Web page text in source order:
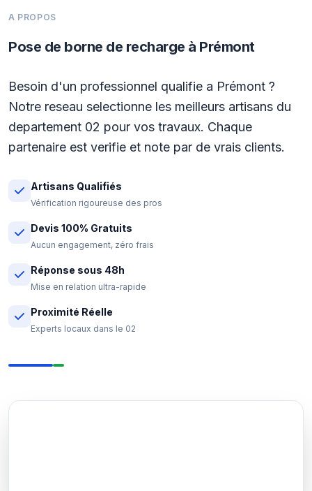
A PROPOS
Pose de borne de recharge à Prémont
Besoin d'un professionnel qualifie a Prémont ?
Notre reseau selectionne les meilleurs artisans du
departement 02 pour vos travaux. Chaque
partenaire est verifie et note par de vrais clients.
Artisans Qualifiés
Vérification rigoureuse des pros
Devis 100% Gratuits
Aucun engagement, zéro frais
Réponse sous 48h
Mise en relation ultra-rapide
Proximité Réelle
Experts locaux dans le 02